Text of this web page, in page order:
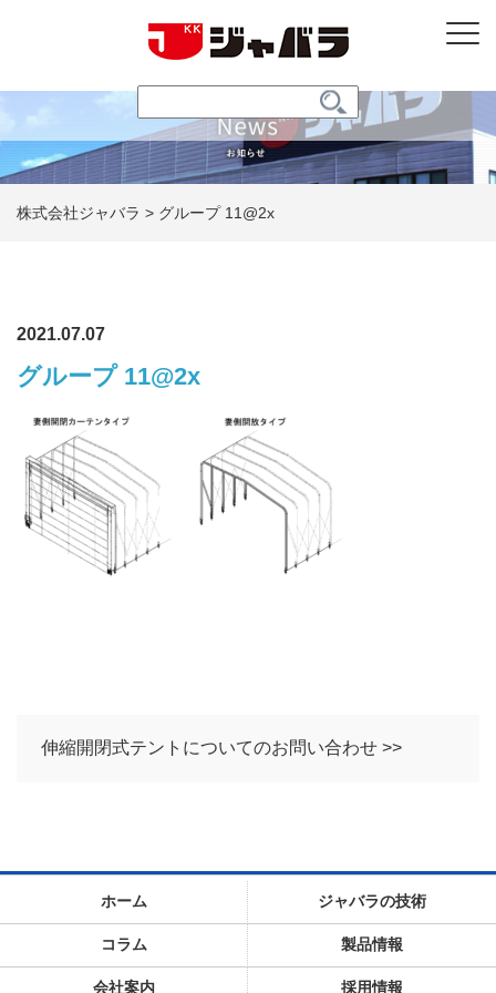
株式会社ジャバラ > グループ 11@2x
2021.07.07
グループ 11@2x
伸縮開閉式テントについてのお問い合わせ >>
ホーム ジャバラの技術
コラム 製品情報
会社案内 採用情報